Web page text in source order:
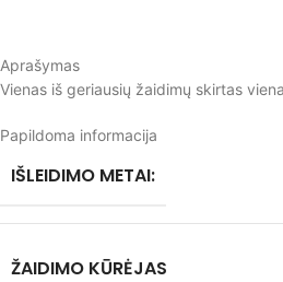
Aprašymas
Vienas iš geriausių žaidimų skirtas
Papildoma informacija
IŠLEIDIMO METAI:
ŽAIDIMO KŪRĖJAS